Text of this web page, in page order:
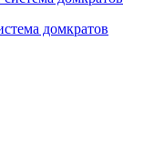
домкратов